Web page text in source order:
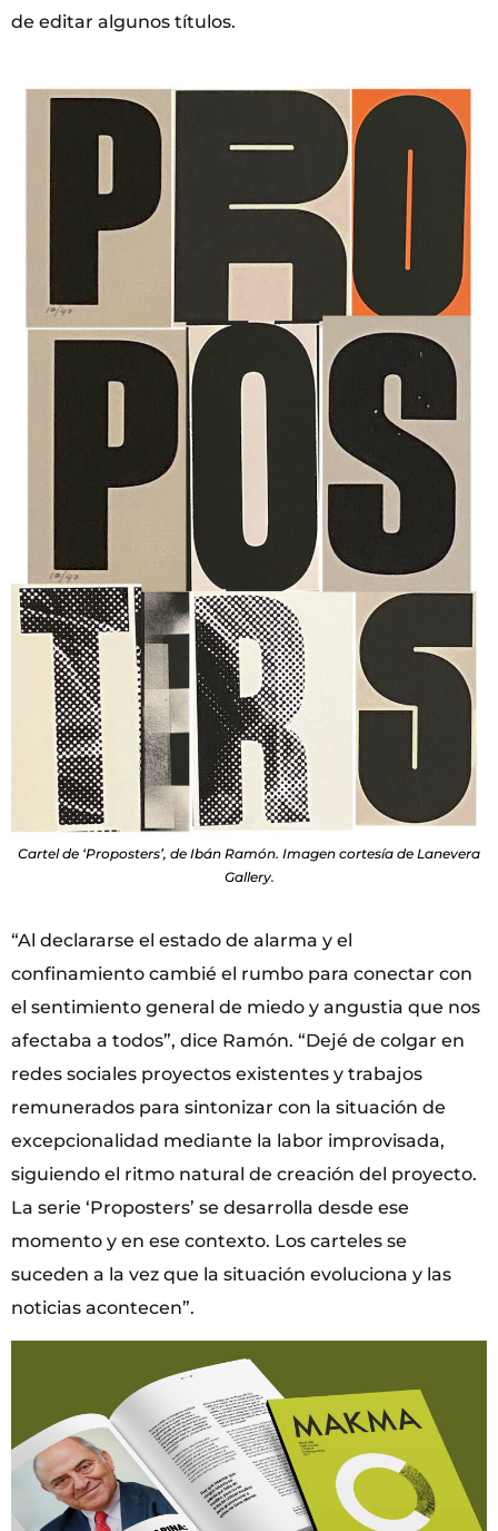
de editar algunos títulos.
Cartel de ‘Proposters’, de Ibán Ramón. Imagen cortesía de Lanevera
Gallery.
“Al declararse el estado de alarma y el
confinamiento cambié el rumbo para conectar con
el sentimiento general de miedo y angustia que nos
afectaba a todos”, dice Ramón. “Dejé de colgar en
redes sociales proyectos existentes y trabajos
remunerados para sintonizar con la situación de
excepcionalidad mediante la labor improvisada,
siguiendo el ritmo natural de creación del proyecto.
La serie ‘Proposters’ se desarrolla desde ese
momento y en ese contexto. Los carteles se
suceden a la vez que la situación evoluciona y las
noticias acontecen”.